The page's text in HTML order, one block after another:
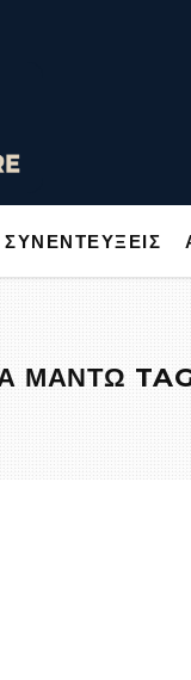
ΣΥΝΕΝΤΕΥΞΕΙΣ
ΜΑΝΤΩ